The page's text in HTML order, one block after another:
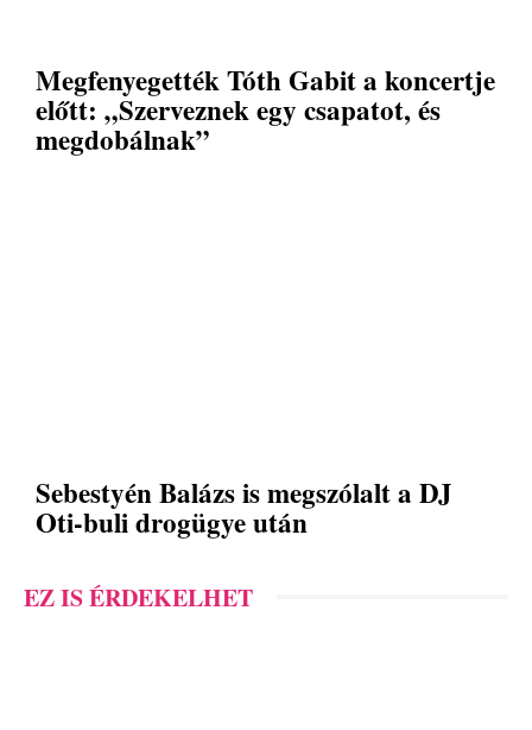
Megfenyegették Tóth Gabit a koncertje
előtt: „Szerveznek egy csapatot, és
megdobálnak”
Sebestyén Balázs is megszólalt a DJ
Oti-buli drogügye után
EZ IS ÉRDEKELHET